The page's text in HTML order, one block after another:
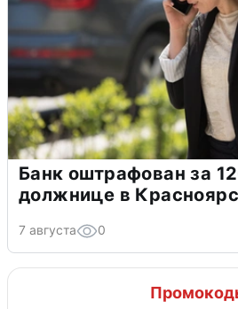
Банк оштрафован за
должнице в
7 августа 0